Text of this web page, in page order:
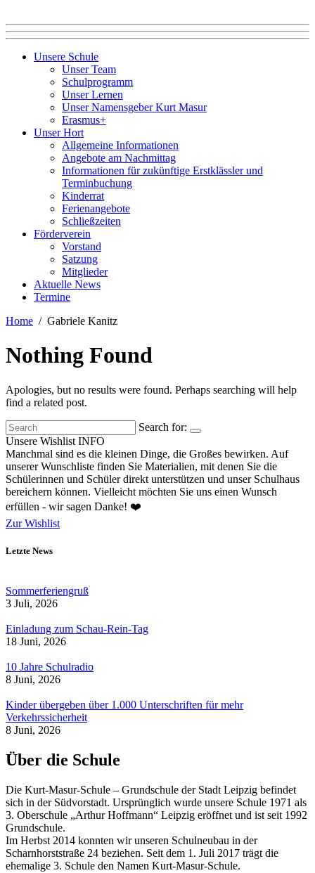
Unsere Schule
Unser Team
Schulprogramm
Unser Lernen
Unser Namensgeber Kurt Masur
Erasmus+
Unser Hort
Allgemeine Informationen
Angebote am Nachmittag
Informationen für zukünftige Erstklässler und
Terminbuchung
Kinderrat
Ferienangebote
Schließzeiten
Förderverein
Vorstand
Satzung
Mitglieder
Aktuelle News
Termine
Home
Gabriele Kanitz
Nothing Found
Apologies, but no results were found. Perhaps searching will help
find a related post.
Search for:
Unsere Wishlist INFO
Manchmal sind es die kleinen Dinge, die Großes bewirken. Auf
unserer Wunschliste finden Sie Materialien, mit denen Sie die
Schülerinnen und Schüler direkt unterstützen und unser Schulhaus
bereichern können. Vielleicht möchten Sie uns einen Wunsch
erfüllen - wir sagen Danke! ❤️
Zur Wishlist
Letzte News
Sommerferiengruß
3 Juli, 2026
Einladung zum Schau-Rein-Tag
18 Juni, 2026
10 Jahre Schulradio
8 Juni, 2026
Kinder übergeben über 1.000 Unterschriften für mehr
Verkehrssicherheit
8 Juni, 2026
Über die Schule
Die Kurt-Masur-Schule – Grundschule der Stadt Leipzig befindet
sich in der Südvorstadt. Ursprünglich wurde unsere Schule 1971 als
3. Oberschule „Arthur Hoffmann“ Leipzig eröffnet und ist seit 1992
Grundschule.
Im Herbst 2014 konnten wir unseren Schulneubau in der
Scharnhorststraße 24 beziehen. Seit dem 1. Juli 2017 trägt die
ehemalige 3. Schule den Namen Kurt-Masur-Schule.